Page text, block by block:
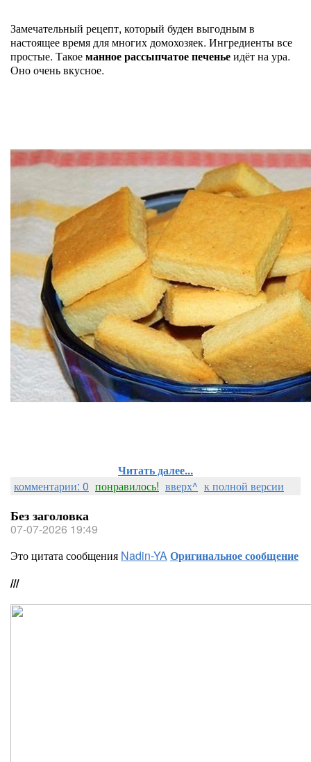
Замечательный рецепт, который буден выгодным в
настоящее время для многих домохозяек. Ингредиенты все
простые. Такоеманное рассыпчатое печеньеидёт на ура.
Оно очень вкусное.
Читать далее...
комментарии: 0 понравилось! вверх^ к полной версии
Без заголовка
07-07-2026 19:49
Это цитата сообщения Nadin-YAОригинальное сообщение
///